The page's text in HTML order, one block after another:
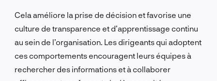
Cela améliore la prise de décision et favorise une
culture de transparence et d’apprentissage continu
au sein de l’organisation. Les dirigeants qui adoptent
ces comportements encouragent leurs équipes à
rechercher des informations et à collaborer